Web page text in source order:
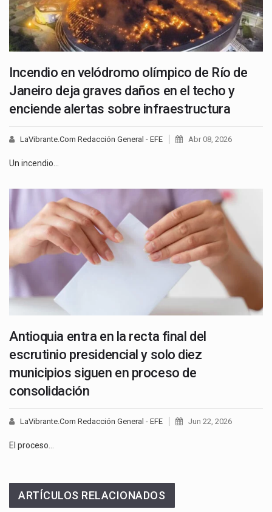
Incendio en velódromo olímpico de Río de
Janeiro deja graves daños en el techo y
enciende alertas sobre infraestructura
LaVibrante.Com Redacción General - EFE Abr 08, 2026
Un incendio…
Antioquia entra en la recta final del
escrutinio presidencial y solo diez
municipios siguen en proceso de
consolidación
LaVibrante.Com Redacción General - EFE Jun 22, 2026
El proceso…
ARTÍCULOS RELACIONADOS